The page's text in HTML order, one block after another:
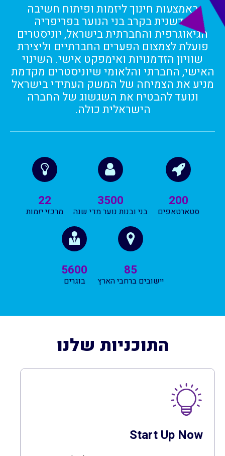
באמצעות חינוך ליזמות ופיתוח חשיבה
חדשנית בקרב בני הנוער בפריפריה
הגיאוגרפית והחברתית בישראל, יוניסטרים
פועלת לצמצום הפערים החברתיים וליצירת
שוויון הזדמנויות ואימפקט אישי. השינוי
האישי, החברתי והלאומי שיוניסטרים מקדמת
מניע את הצמיחה של המשק העתידי בישראל
ונועד להבטיח את השגשוג של החברה
הישראלית כולה.
200
סטארטאפים
3500
בני ובנות נוער מדי שנה
22
מרכזי יזמות
85
יישובים ברחבי הארץ
5600
בוגרים
התוכניות שלנו
Start Up Now